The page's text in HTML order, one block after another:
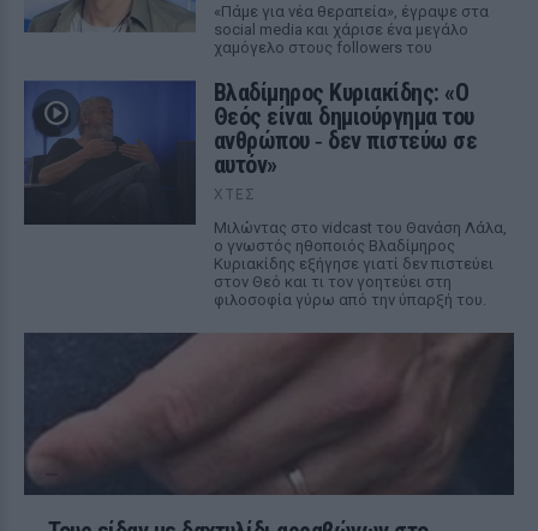
«Πάμε για νέα θεραπεία», έγραψε στα
social media και χάρισε ένα μεγάλο
χαμόγελο στους followers του
Βλαδίμηρος Κυριακίδης: «Ο
Θεός είναι δημιούργημα του
ανθρώπου ‑ δεν πιστεύω σε
αυτόν»
ΧΤΕΣ
Μιλώντας στο vidcast του Θανάση Λάλα,
ο γνωστός ηθοποιός Βλαδίμηρος
Κυριακίδης εξήγησε γιατί δεν πιστεύει
στον Θεό και τι τον γοητεύει στη
φιλοσοφία γύρω από την ύπαρξή του.